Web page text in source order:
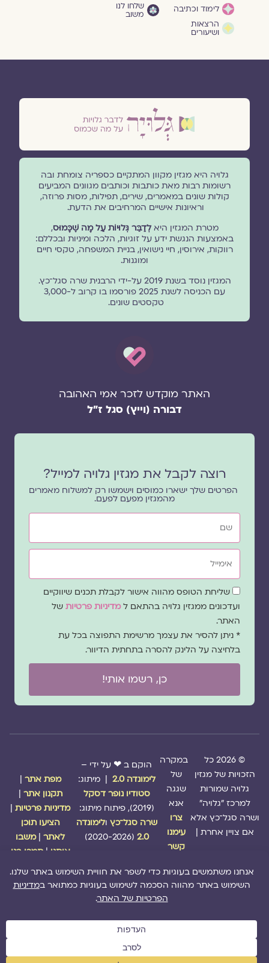
לימוד וכתיבה
הרצאות
ושיעורים
שלחו לנו
משוב
גלויה היא מגזין מקוון המתקיים כספריה צומחת ובה
רשומות רבות מאת כותבות וכותבים מגוונים המביעים
קולות שונים במאמרים, שירים, תפילות, מסות פרוזה,
וראיונות אישיים המרחיבים את הדעת.
מטרת המגזין היאלְדַבֵּר גְּלוּיוֹת עַל מָה שֶׁכָּמוּס,
באמצעות הנגשת ידע על זוגיות, הלכה ומיניות ובכללם:
רווקות, אירוסין, חיי נישואין, בניית המשפחה, טקסי חיים
ומוגנוּת.
המגזין נוסד בשנת 2019 על-ידי הרבנית שרה סגל־כץ.
עם הכניסה לשנת 2025 פורסמו בו קרוב ל-3,000
טקסטים שונים.
האתר מוקדש לזכר אמי האהובה
דבורה (וייץ) סגל ז"ל
רוצה לקבל את מגזין גלויה למייל?
הפרטים שלך ישארו כמוסים וישמשו רק למשלוח מאמרים
מהמגזין מפעם לפעם.
שם
אימייל
שדה
הסכמה
שליחת הטופס מהווה אישור לקבלת תכנים שיווקיים
ועדכונים ממגזין גלויה בהתאם ל מדיניות פרטיותשל
האתר.
* ניתן להסיר את עצמך מרשימת התפוצה בכל עת
בלחיצה על הלינק להסרה בתחתית הדיוור.
כן, רשמו אותי!
© 2026 כל
הזכויות של מגזין
גלויה שמורות
למרכז "גלויה"
ושרה סגל־כץ אלא
אם צויין אחרת |
במקרה
של
שגגה
אנא
צרו
עימנו
קשר
הוקם ב ❤ על ידי –
לימונדה 2.0
| מיתוג:
סטודיו נופר דסקל
שרה סגל־כץולימונדה
2.0
(2020-2026)
מפת אתר|
תקנון אתר|
מדיניות פרטיות|
הציעו תוכן
לאתר| משבו
אותנו| תמכו בנו